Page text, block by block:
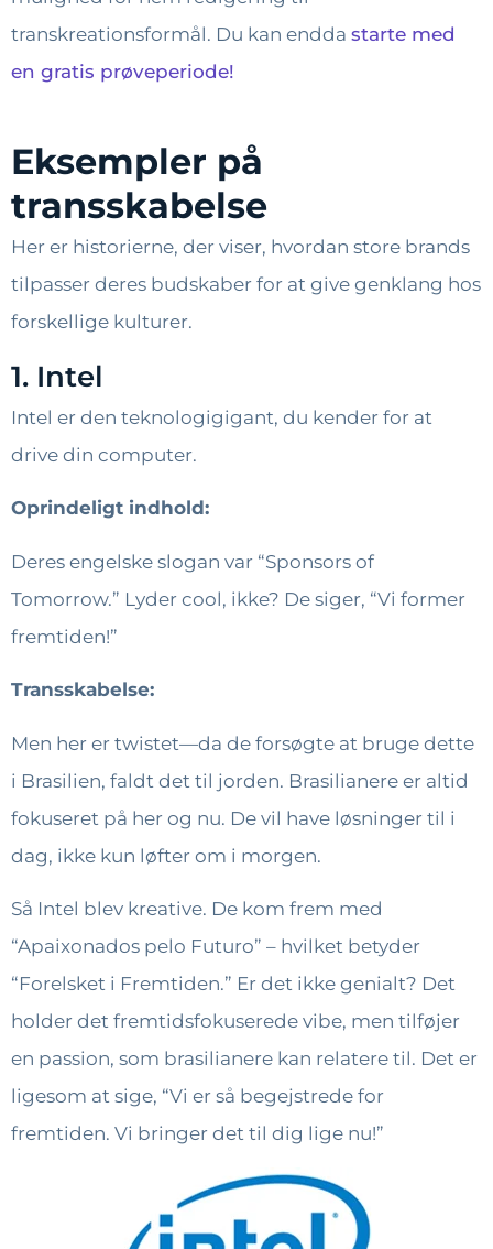
transkreationsformål. Du kan endda starte med
en gratis prøveperiode!
Eksempler på
transskabelse
Her er historierne, der viser, hvordan store brands
tilpasser deres budskaber for at give genklang hos
forskellige kulturer.
1. Intel
Intel er den teknologigigant, du kender for at
drive din computer.
Oprindeligt indhold:
Deres engelske slogan var “Sponsors of
Tomorrow.” Lyder cool, ikke? De siger, “Vi former
fremtiden!”
Transskabelse:
Men her er twistet—da de forsøgte at bruge dette
i Brasilien, faldt det til jorden. Brasilianere er altid
fokuseret på her og nu. De vil have løsninger til i
dag, ikke kun løfter om i morgen.
Så Intel blev kreative. De kom frem med
“Apaixonados pelo Futuro” – hvilket betyder
“Forelsket i Fremtiden.” Er det ikke genialt? Det
holder det fremtidsfokuserede vibe, men tilføjer
en passion, som brasilianere kan relatere til. Det er
ligesom at sige, “Vi er så begejstrede for
fremtiden. Vi bringer det til dig lige nu!”